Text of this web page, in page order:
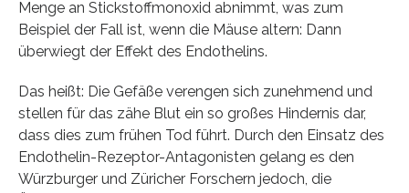
Menge an Stickstoffmonoxid abnimmt, was zum
Beispiel der Fall ist, wenn die Mäuse altern: Dann
überwiegt der Effekt des Endothelins.
Das heißt: Die Gefäße verengen sich zunehmend und
stellen für das zähe Blut ein so großes Hindernis dar,
dass dies zum frühen Tod führt. Durch den Einsatz des
Endothelin-Rezeptor-Antagonisten gelang es den
Würzburger und Züricher Forschern jedoch, die